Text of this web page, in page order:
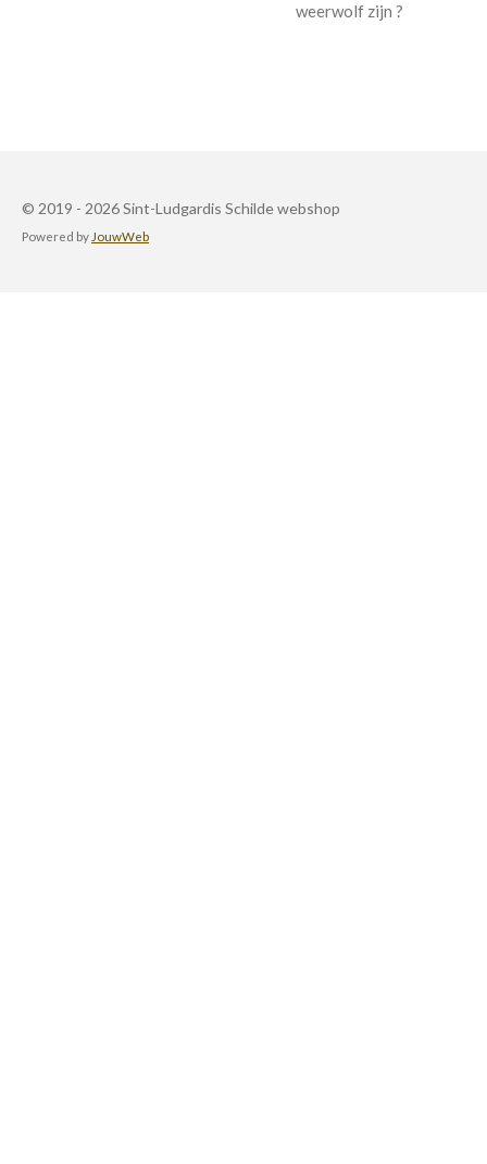
weerwolf zijn ?
© 2019 - 2026 Sint-Ludgardis Schilde webshop
Powered by JouwWeb